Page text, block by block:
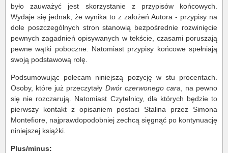
było zauważyć jest skorzystanie z przypisów końcowych.
Wydaje się jednak, że wynika to z założeń Autora - przypisy na
dole poszczególnych stron stanowią bezpośrednie rozwinięcie
pewnych zagadnień opisywanych w tekście, czasami poruszają
pewne wątki poboczne. Natomiast przypisy końcowe spełniają
swoją podstawową rolę.
Podsumowując polecam niniejszą pozycję w stu procentach.
Osoby, które już przeczytały Dwór czerwonego cara , na pewno
się nie rozczarują. Natomiast Czytelnicy, dla których będzie to
pierwszy kontakt z opisaniem postaci Stalina przez Simona
Montefiore, najprawdopodobniej zechcą sięgnąć po kontynuację
niniejszej książki.
Plus/minus: